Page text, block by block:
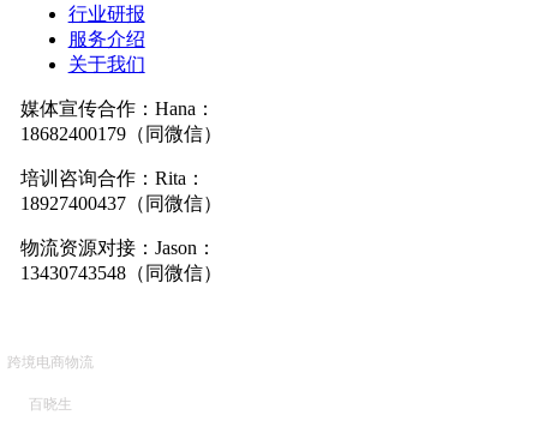
行业研报
服务介绍
关于我们
媒体宣传合作：Hana：
18682400179（同微信）
培训咨询合作：Rita：
18927400437（同微信）
物流资源对接：Jason：
13430743548（同微信）
跨境电商物流
百晓生